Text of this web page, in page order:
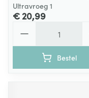
Ultravroeg 1
€ 20,99
Bestel